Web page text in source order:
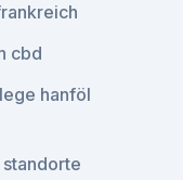
cbd
hanföl